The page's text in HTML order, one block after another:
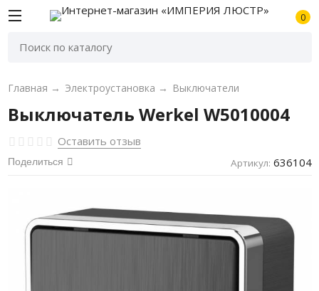
0
Главная → Электроустановка → Выключатели
Выключатель Werkel W5010004
Оставить отзыв
Поделиться Артикул: 636104